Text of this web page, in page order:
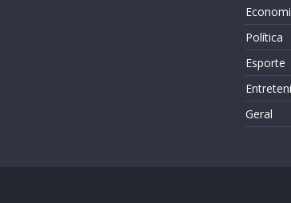
Política
Esporte
Geral